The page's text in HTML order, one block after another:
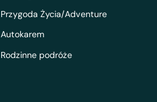
Przygoda Życia/Adventure
Autokarem
Rodzinne podróże